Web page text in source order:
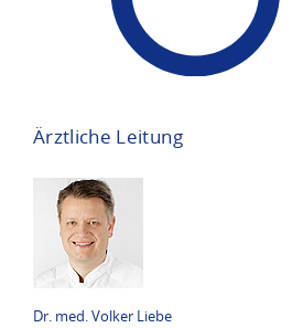
Ärztliche Leitung
Dr. med. Volker Liebe